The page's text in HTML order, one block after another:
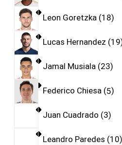
Leon Goretzka 18
Lucas Hernandez 19
Jamal Musiala 23
Federico Chiesa 5
Juan Cuadrado 3
Leandro Paredes 10